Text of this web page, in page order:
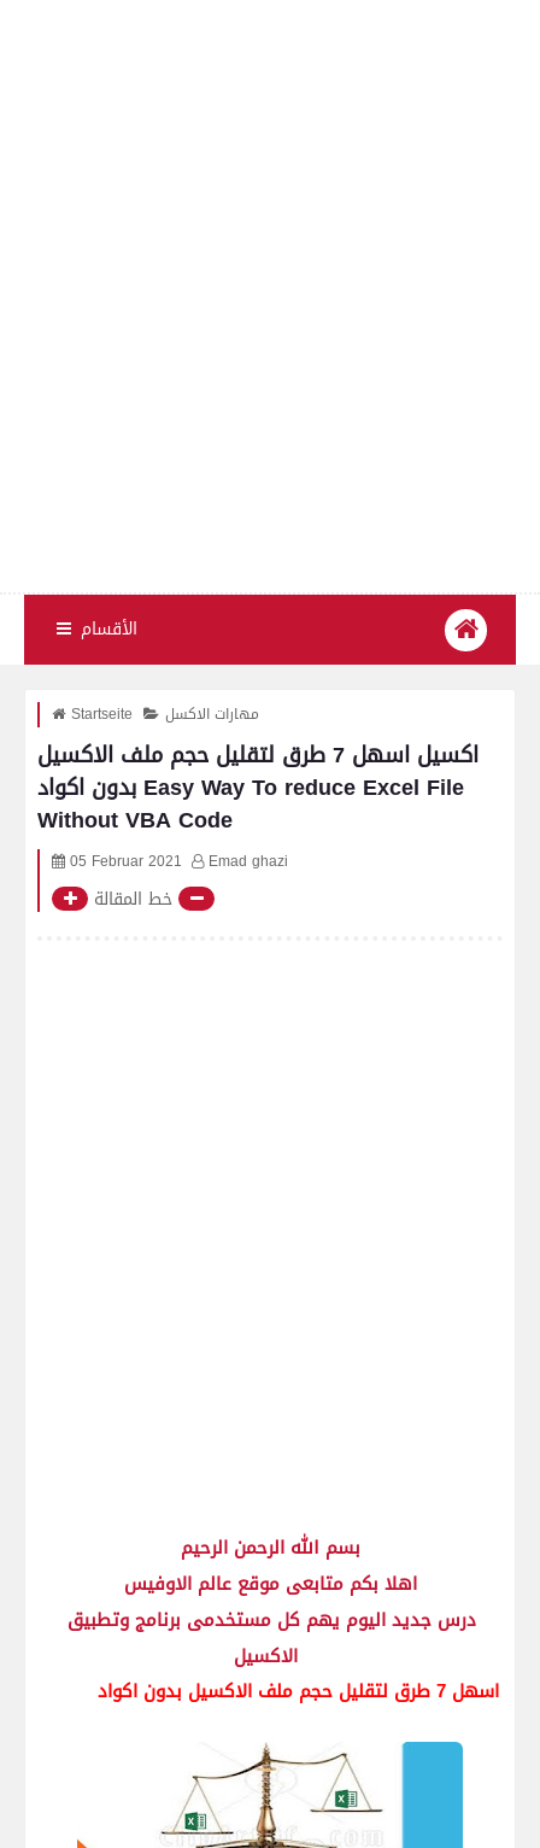
الأقسام
Startseite مهارات الاكسل
اكسيل اسهل 7 طرق لتقليل حجم ملف الاكسيل
بدون اكواد Easy Way To reduce Excel File
Without VBA Code
05 Februar 2021 Emad ghazi
خط المقالة
اهلا بكم متابعى موقع عالم الاوفيس
درس جديد اليوم يهم كل مستخدمى برنامج وتطبيق
الاكسيل
اسهل 7 طرق لتقليل حجم ملف الاكسيل بدون اكواد